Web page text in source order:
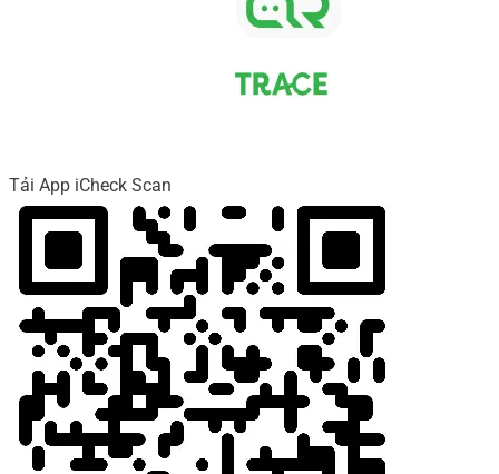
Tải App iCheck Scan